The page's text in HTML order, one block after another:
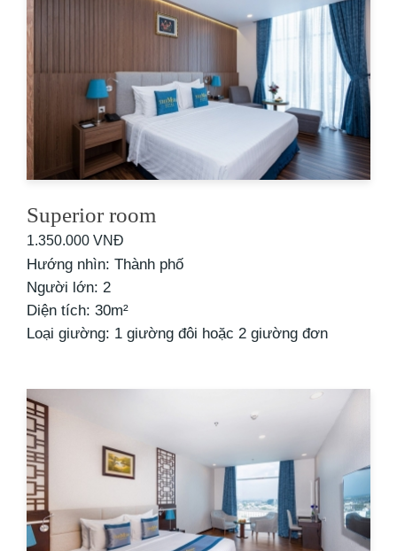
Business Suite Room
Business Suite Room
Business Suite Room
Superior room
1.350.000 VNĐ
Hướng nhìn: Thành phố
Người lớn: 2
Diện tích: 30m²
Loại giường: 1 giường đôi hoặc 2 giường đơn